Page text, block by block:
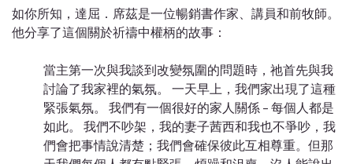
如你所知，達屈．席茲是一位暢銷書作家、講員和前牧師。
他分享了這個關於祈禱中權柄的故事：
當主第一次與我談到改變氛圍的問題時，祂首先與我
討論了我家裡的氣氛。
一天早上，我們家出現了這種
緊張氣氛。
我們有一個很好的家人關係 – 每個人都是
如此。
我們不吵架，我的妻子茜西和我也不爭吵，我
們會把事情說清楚；我們會確保彼此互相尊重。但那